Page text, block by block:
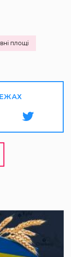
площі